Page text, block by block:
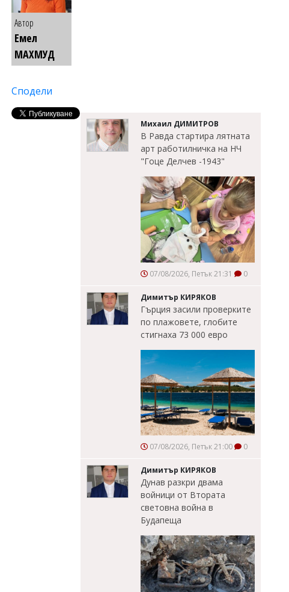
Автор
Емел
МАХМУД
Сподели
Михаил ДИМИТРОВ
В Равда стартира лятната
арт работилничка на НЧ
"Гоце Делчев -1943"
07/08/2026, Петък 21:31 0
Димитър КИРЯКОВ
Гърция засили проверките
по плажовете, глобите
стигнаха 73 000 евро
07/08/2026, Петък 21:00 0
Димитър КИРЯКОВ
Дунав разкри двама
войници от Втората
световна война в
Будапеща